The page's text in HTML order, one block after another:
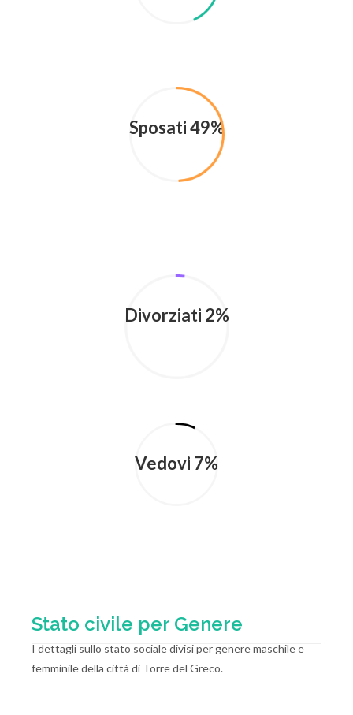
Sposati 49%
Divorziati 2%
Vedovi 7%
Stato civile per Genere
I dettagli sullo stato sociale divisi per genere maschile e
femminile della città di Torre del Greco.